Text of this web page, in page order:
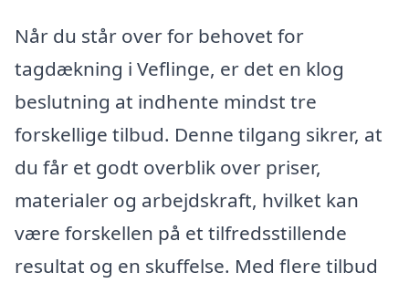
Når du står over for behovet for
tagdækning i Veflinge, er det en klog
beslutning at indhente mindst tre
forskellige tilbud. Denne tilgang sikrer, at
du får et godt overblik over priser,
materialer og arbejdskraft, hvilket kan
være forskellen på et tilfredsstillende
resultat og en skuffelse. Med flere tilbud